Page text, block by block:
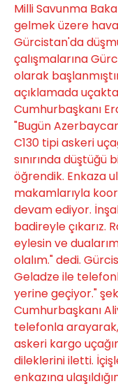
Milli Savunma
gelmek üzere
Gürcistan'da
çalışmalarına
olarak
açıklamada
Cumhurbaşkanı
"Bugün
C130 tipi askeri
sınırında düştüğü
öğrendik. Enkaza
makamlarıyla
devam ediyor.
badireyle çıkarız.
eylesin ve
olalım." dedi.
Geladze ile
yerine geçiyor."
Cumhurbaşkanı
telefonla
askeri kargo
dileklerini iletti.
enkazına